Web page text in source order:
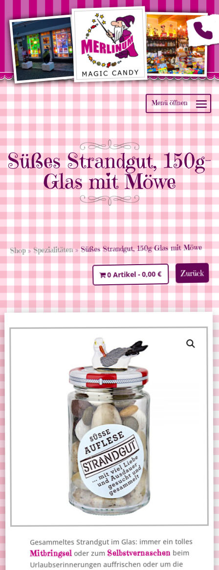
Süßes Strandgut, 150g-
Glas mit Möwe
Shop»Spezialitäten» Süßes Strandgut, 150g-Glas mit Möwe
Zurück
0 Artikel 0,00 €
Gesammeltes Strandgut im Glas: immer ein tolles
Mitbringseloder zumSelbstvernaschen beim
Urlaubserinnerungen auffrischen oder um die